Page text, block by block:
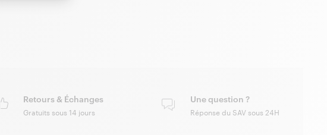
Retours & Échanges
Gratuits sous 14 jours
Une question ?
Réponse du SAV sous 24H